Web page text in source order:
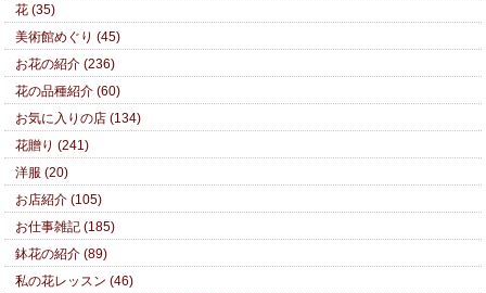
花 (35)
美術館めぐり (45)
お花の紹介 (236)
花の品種紹介 (60)
お気に入りの店 (134)
花贈り (241)
洋服 (20)
お店紹介 (105)
お仕事雑記 (185)
鉢花の紹介 (89)
私の花レッスン (46)